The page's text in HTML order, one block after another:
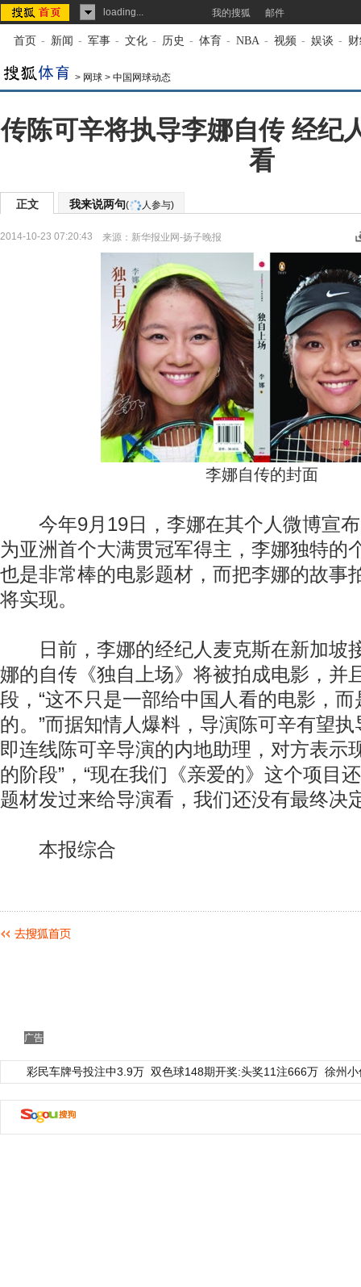
loading... 我的搜狐 邮件
首页 - 新闻 - 军事 - 文化 - 历史 - 体育 - NBA - 视频 - 娱谈 -
> 网球 > 中国网球动态
传陈可辛将执导李娜自传 经纪
看
正文 我来说两句( 人参与)
2014-10-23 07:20:43 来源： 新华报业网-扬子晚报
李娜自传的封面
今年9月19日，李娜在其个人微博宣布
为亚洲首个大满贯冠军得主，李娜独特的
也是非常棒的电影题材，而把李娜的故事
将实现。
日前，李娜的经纪人麦克斯在新加坡
娜的自传《独自上场》将被拍成电影，并
段，“这不只是一部给中国人看的电影，
的。”而据知情人爆料，导演陈可辛有望
即连线陈可辛导演的内地助理，对方表示
的阶段”，“现在我们《亲爱的》这个项目
题材发过来给导演看，我们还没有最终决
本报综合
广告
彩民车牌号投注中3.9万 双色球148期开奖:头奖11注666万 徐州